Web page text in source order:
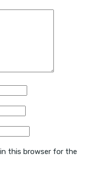
this browser for the